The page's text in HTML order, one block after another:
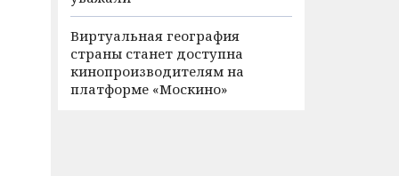
Виртуальная география
страны станет доступна
кинопроизводителям на
платформе «Москино»